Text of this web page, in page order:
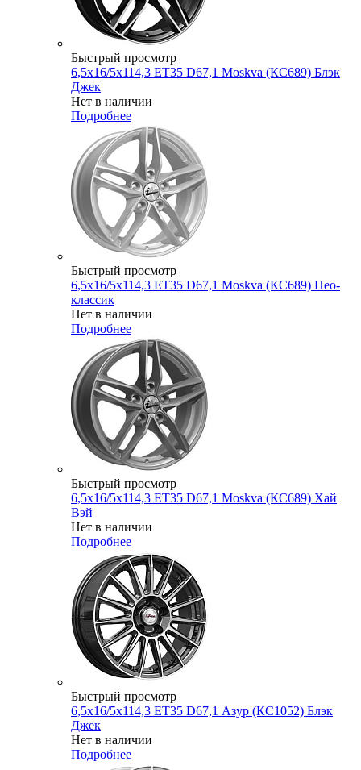
Быстрый просмотр
6,5x16/5x114,3 ET35 D67,1 Moskva (КС689) Блэк
Джек
Нет в наличии
Подробнее
Быстрый просмотр
6,5x16/5x114,3 ET35 D67,1 Moskva (КС689) Нео-
классик
Нет в наличии
Подробнее
Быстрый просмотр
6,5x16/5x114,3 ET35 D67,1 Moskva (КС689) Хай
Вэй
Нет в наличии
Подробнее
Быстрый просмотр
6,5x16/5x114,3 ET35 D67,1 Азур (КС1052) Блэк
Джек
Нет в наличии
Подробнее